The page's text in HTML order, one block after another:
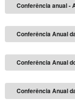
Conferência anual -
Conferência Anual
Conferência Anual
Conferência Anual